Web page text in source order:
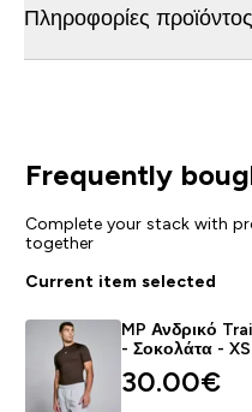
Πληροφορίες προϊόντος
Frequently
Complete your stack with
together
Current item selected
MP Ανδρικό
- Σοκολάτα - XS
30.00€‎